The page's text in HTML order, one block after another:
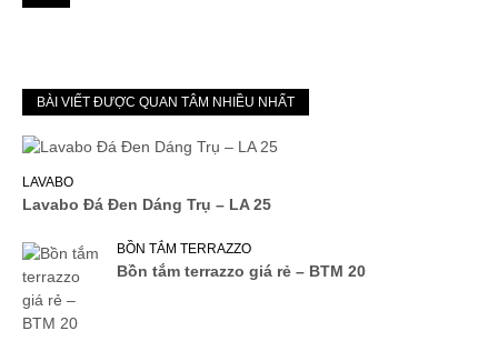
BÀI VIẾT ĐƯỢC QUAN TÂM NHIỀU NHẤT
LAVABO
Lavabo Đá Đen Dáng Trụ – LA 25
BỒN TẮM TERRAZZO
Bồn tắm terrazzo giá rẻ – BTM 20